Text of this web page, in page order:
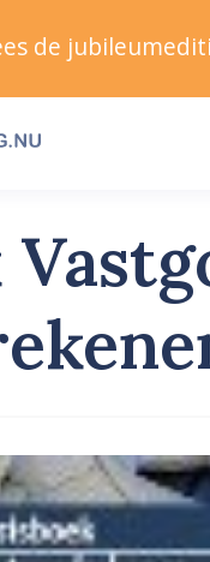
de